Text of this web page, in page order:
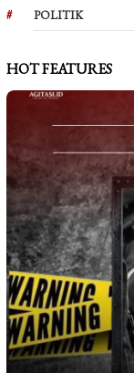
POLITIK
HOT FEATURES